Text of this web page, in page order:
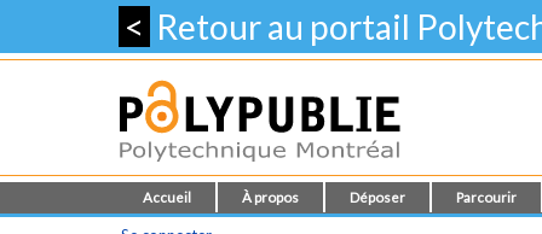
< Retour au portail
Accueil À propos Déposer Parcourir